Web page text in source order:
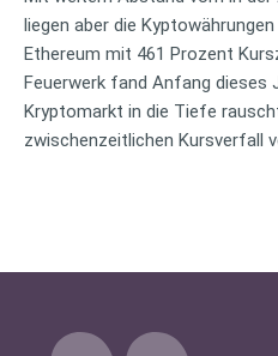
liegen aber die
Ethereum mit 461 Prozent
Feuerwerk fand Anfang dieses
Kryptomarkt in die Tiefe
zwischenzeitlichen Kursverfall